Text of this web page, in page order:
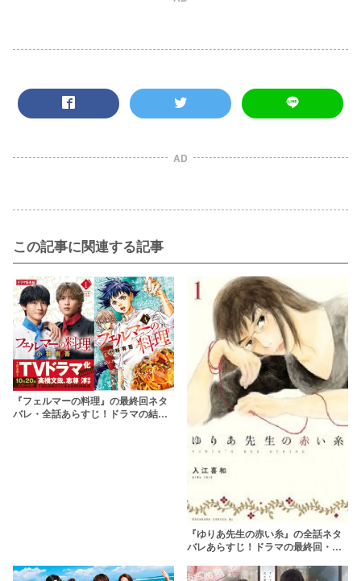
AD
この記事に関連する記事
『フェルマーの料理』の最終回ネタ
バレ・全話あらすじ！ドラマの結末
『ゆりあ先生の赤い糸』の全話ネタ
バレあらすじ！ドラマの最終回・結